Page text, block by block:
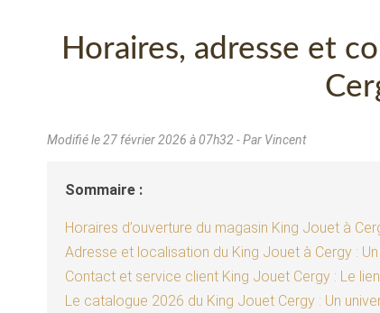
Horaires, adresse et
Modifié le27 février 2026 à 07h32 - Par Vincent
Sommaire :
Horaires d’ouverture du magasin King Jouet à
Adresse et localisation du King Jouet à Cergy :
Contact et service client King Jouet Cergy : Le
Le catalogue 2026 du King Jouet Cergy : Un